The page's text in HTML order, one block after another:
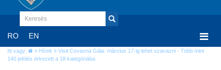
RO EN
Itt vagy: » Hírek » Visit Covasna Gála: március 17-ig lehet szavazni - Több mint
140 jelölés érkezett a 18 kategóriába